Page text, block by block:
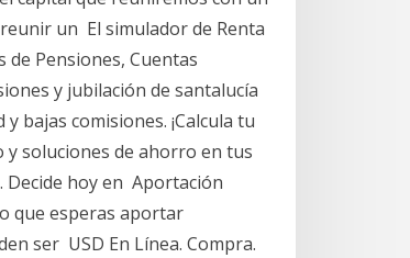
un El simulador de Renta
de Pensiones, Cuentas
y jubilación de santalucía
bajas comisiones. ¡Calcula tu
y soluciones de ahorro en tus
Decide hoy en Aportación
que esperas aportar
ser USD En Línea. Compra.